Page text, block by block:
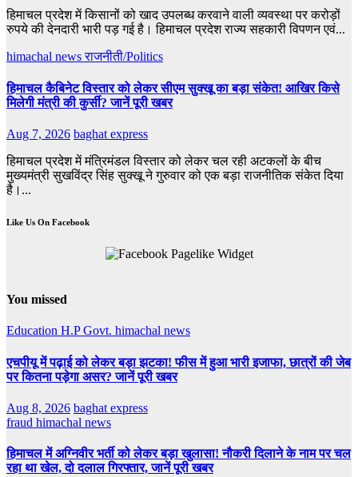
हिमाचल प्रदेश में किसानों को खाद उपलब्ध करवाने वाली व्यवस्था पर करोड़ों
रुपये की देनदारी भारी पड़ गई है। हिमाचल प्रदेश राज्य सहकारी विपणन एवं...
himachal newsराजनीती/Politics
हिमाचल कैबिनेट विस्तार को लेकर सीएम सुक्खू का बड़ा संकेत! आखिर किसे
मिलेगी मंत्री की कुर्सी? जानें पूरी खबर
Aug 7, 2026 baghat express
हिमाचल प्रदेश में मंत्रिमंडल विस्तार को लेकर चल रही अटकलों के बीच
मुख्यमंत्री सुखविंद्र सिंह सुक्खू ने गुरुवार को एक बड़ा राजनीतिक संकेत दिया
है।...
Like Us On Facebook
You missed
Education H.P Govt. himachal news
एचपीयू में पढ़ाई को लेकर बड़ा झटका! फीस में हुआ भारी इजाफा, छात्रों की जेब
पर कितना पड़ेगा असर? जानें पूरी खबर
Aug 8, 2026 baghat express
fraud himachal news
हिमाचल में अग्निवीर भर्ती को लेकर बड़ा खुलासा! नौकरी दिलाने के नाम पर चल
रहा था खेल, दो दलाल गिरफ्तार, जानें पूरी खबर